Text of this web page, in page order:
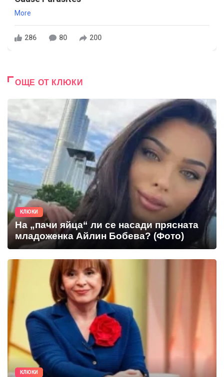
More
286 80 200
ОЩЕ ОТ КЛЮКИ
КЛЮКИ
На „пачи яйца“ ли се насади прясната
младоженка Айлин Бобева? (Фото)
КЛЮКИ